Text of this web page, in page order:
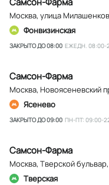
Москва, улица
Фонвизинская
ЗАКРЫТО ДО 08:00 ЕЖЕДН. 08:00-
Самсон-Фарма
Москва, Новоясеневский
Ясенево
ЗАКРЫТО ДО 09:00 ПН-ПТ: 09:00-
Самсон-Фарма
Москва, Тверской
Тверская